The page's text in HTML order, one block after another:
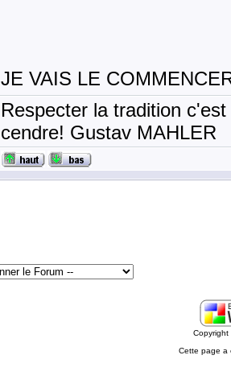
JE VAIS LE
Respecter la tradition
cendre! Gustav MAHLER
Cette page a